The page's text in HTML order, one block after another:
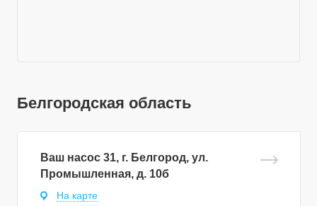
Белгородская область
Ваш насос 31, г. Белгород, ул.
Промышленная, д. 10б
На карте